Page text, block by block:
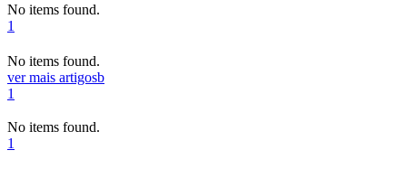
No items found.
1
No items found.
ver mais artigosb
1
No items found.
1